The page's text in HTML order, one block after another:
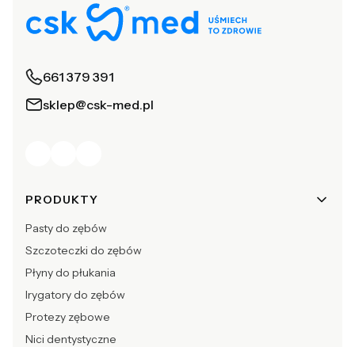
661 379 391
sklep@csk-med.pl
Linki w stopce
PRODUKTY
Pasty do zębów
Szczoteczki do zębów
Płyny do płukania
Irygatory do zębów
Protezy zębowe
Nici dentystyczne